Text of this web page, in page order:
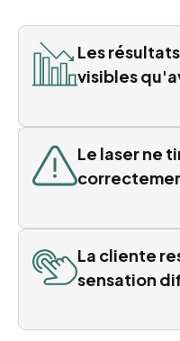
Les
visibles
Le laser ne
La cliente
sensation